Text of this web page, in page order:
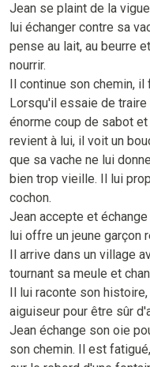
Jean se plaint de la
lui échanger contre sa
pense au lait, au beurre
nourrir.
Il continue son chemin,
Lorsqu'il essaie de traire
énorme coup de sabot
revient à lui, il voit un
que sa vache ne lui
bien trop vieille. Il lui
cochon.
Jean accepte et
lui offre un jeune garçon
Il arrive dans un village
tournant sa meule et
Il lui raconte son
aiguiseur pour être sûr
Jean échange son oie
son chemin. Il est